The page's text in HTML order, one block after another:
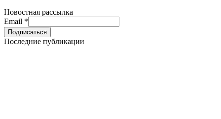
Новостная рассылка
Email *
Последние публикации